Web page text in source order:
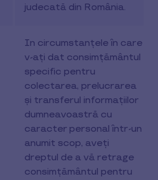
judecată din România.
In circumstanțele în care
v-ați dat consimțământul
specific pentru
colectarea, prelucrarea
și transferul informațiilor
dumneavoastră cu
caracter personal într-un
anumit scop, aveți
dreptul de a vă retrage
consimțământul pentru